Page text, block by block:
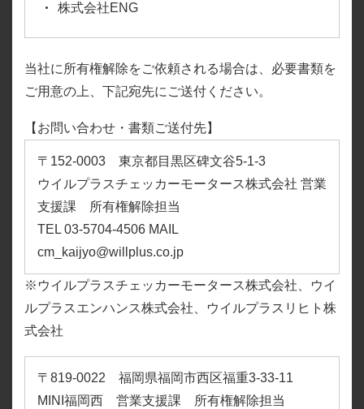
ウイルプラスエンハンス株式会社
株式会社ENG
所有権解除
株式会社ENG
当社に所有権解除をご依頼される場合は、必要書類を
ご用意の上、下記宛先にご送付ください。
【お問い合わせ・書類ご送付先】
〒152-0003 東京都目黒区碑文谷5-1-3
ウイルプラスチェッカーモータース株式会社 営業
支援課 所有権解除担当
TEL 03-5704-4506 MAIL
cm_kaijyo@willplus.co.jp
※ウイルプラスチェッカーモータース株式会社、ウイ
ルプラスエンハンス株式会社、ウイルプラスリヒト株
式会社
〒819-0022 福岡県福岡市西区福重3-33-11
MINI福岡西 営業支援課 所有権解除担当